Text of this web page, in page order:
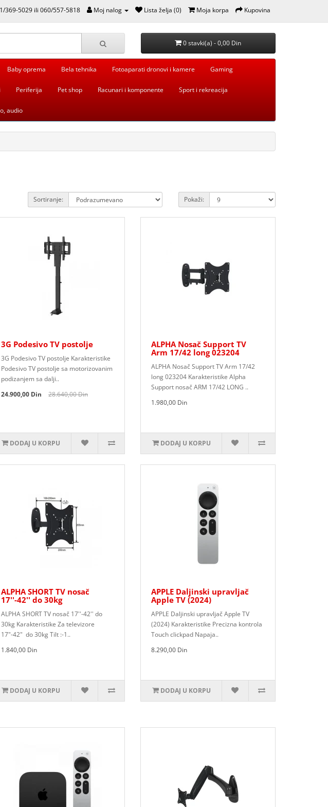
369-5029 ili 060/557-5818 Moj nalog Lista želja (0) Moja korpa Kupovina
0 stavki(a) - 0,00 Din
Baby oprema Bela tehnika Fotoaparati dronovi i kamere Gaming
Periferija Pet shop Racunari i komponente Sport i rekreacija
audio
Sortiranje: Pokaži:
3G Podesivo TV postolje
3G Podesivo TV postolje Karakteristike
Podesivo TV postolje sa motorizovanim
podizanjem sa dalji..
24.900,00 Din
28.640,00 Din
DODAJ U KORPU
ALPHA Nosač Support TV
Arm 17/42 long 023204
ALPHA Nosač Support TV Arm 17/42
long 023204 Karakteristike Alpha
Support nosač ARM 17/42 LONG ..
1.980,00 Din
DODAJ U KORPU
ALPHA SHORT TV nosač
17''-42'' do 30kg
ALPHA SHORT TV nosač 17''-42'' do
30kg Karakteristike Za televizore
17"-42" do 30kg Tilt :-1..
1.840,00 Din
DODAJ U KORPU
APPLE Daljinski upravljač
Apple TV (2024)
APPLE Daljinski upravljač Apple TV
(2024) Karakteristike Precizna kontrola
Touch clickpad Napaja..
8.290,00 Din
DODAJ U KORPU